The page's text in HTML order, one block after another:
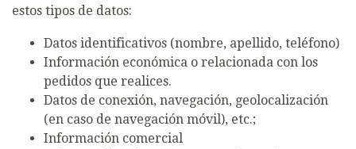
estos tipos de datos:
Datos identificativos (nombre, apellido, teléfono)
Información económica o relacionada con los
pedidos que realices.
Datos de conexión, navegación, geolocalización
(en caso de navegación móvil), etc.;
Información comercial